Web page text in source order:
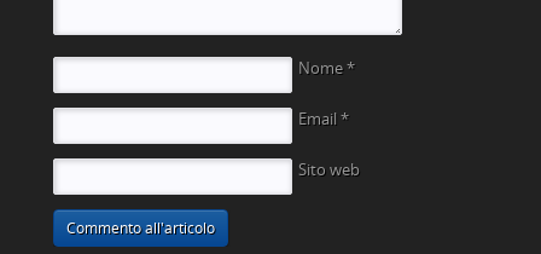
Nome *
Email *
Sito web